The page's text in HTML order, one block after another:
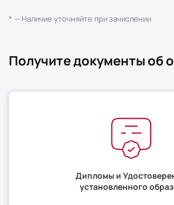
* — Наличие уточняйте при зачислении
Получите документы об
Дипломы и
установленного